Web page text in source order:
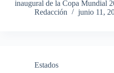
inaugural de la Copa Mundial
Redacción
junio 11,
Estados